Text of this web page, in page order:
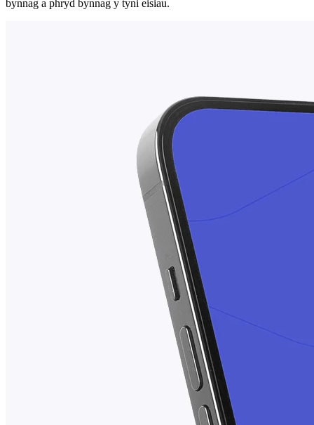
bynnag a phryd bynnag y tyni eisiau.